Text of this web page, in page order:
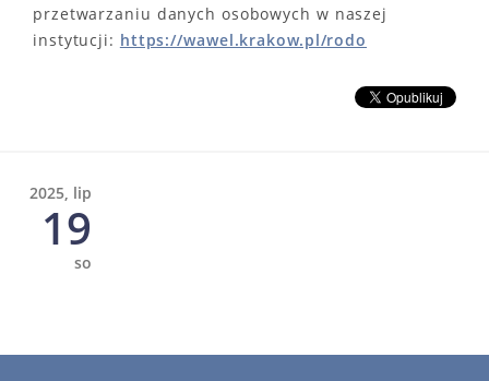
przetwarzaniu danych osobowych w naszej
instytucji: https://wawel.krakow.pl/rodo
2025, lip
19
so